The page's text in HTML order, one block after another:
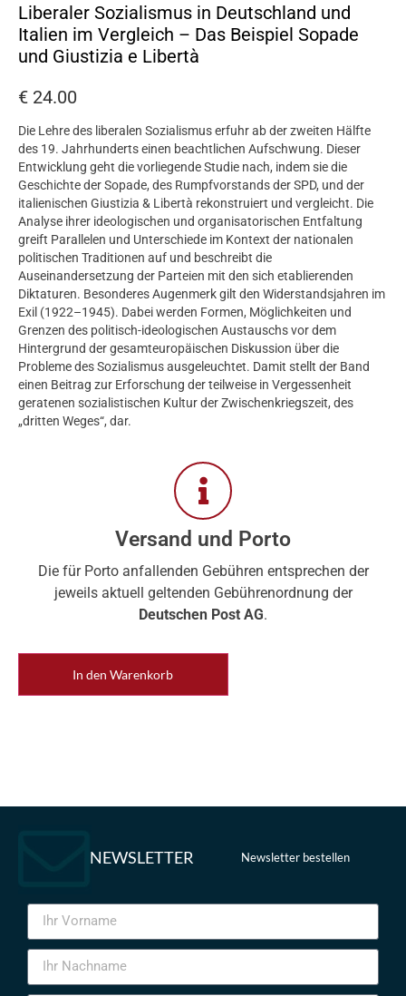
Liberaler Sozialismus in Deutschland und
Italien im Vergleich – Das Beispiel Sopade
und Giustizia e Libertà
€ 24.00
Die Lehre des liberalen Sozialismus erfuhr ab der zweiten Hälfte
des 19. Jahrhunderts einen beachtlichen Aufschwung. Dieser
Entwicklung geht die vorliegende Studie nach, indem sie die
Geschichte der Sopade, des Rumpfvorstands der SPD, und der
italienischen Giustizia & Libertà rekonstruiert und vergleicht. Die
Analyse ihrer ideologischen und organisatorischen Entfaltung
greift Parallelen und Unterschiede im Kontext der nationalen
politischen Traditionen auf und beschreibt die
Auseinandersetzung der Parteien mit den sich etablierenden
Diktaturen. Besonderes Augenmerk gilt den Widerstandsjahren im
Exil (1922–1945). Dabei werden Formen, Möglichkeiten und
Grenzen des politisch-ideologischen Austauschs vor dem
Hintergrund der gesamteuropäischen Diskussion über die
Probleme des Sozialismus ausgeleuchtet. Damit stellt der Band
einen Beitrag zur Erforschung der teilweise in Vergessenheit
geratenen sozialistischen Kultur der Zwischenkriegszeit, des
„dritten Weges“, dar.
Versand und Porto
Die für Porto anfallenden Gebühren entsprechen der
jeweils aktuell geltenden Gebührenordnung der
Deutschen Post AG.
In den Warenkorb
NEWSLETTER Newsletter bestellen